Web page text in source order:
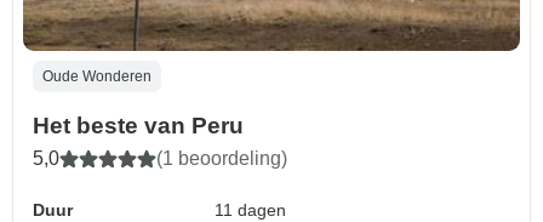
Oude Wonderen
Het beste van Peru
5,0 (1 beoordeling)
Duur
11 dagen